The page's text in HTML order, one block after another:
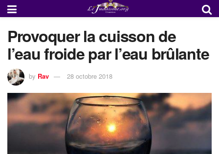
Provoquer la cuisson de
l’eau froide par l’eau brûlante
by Rav 28 octobre 2018